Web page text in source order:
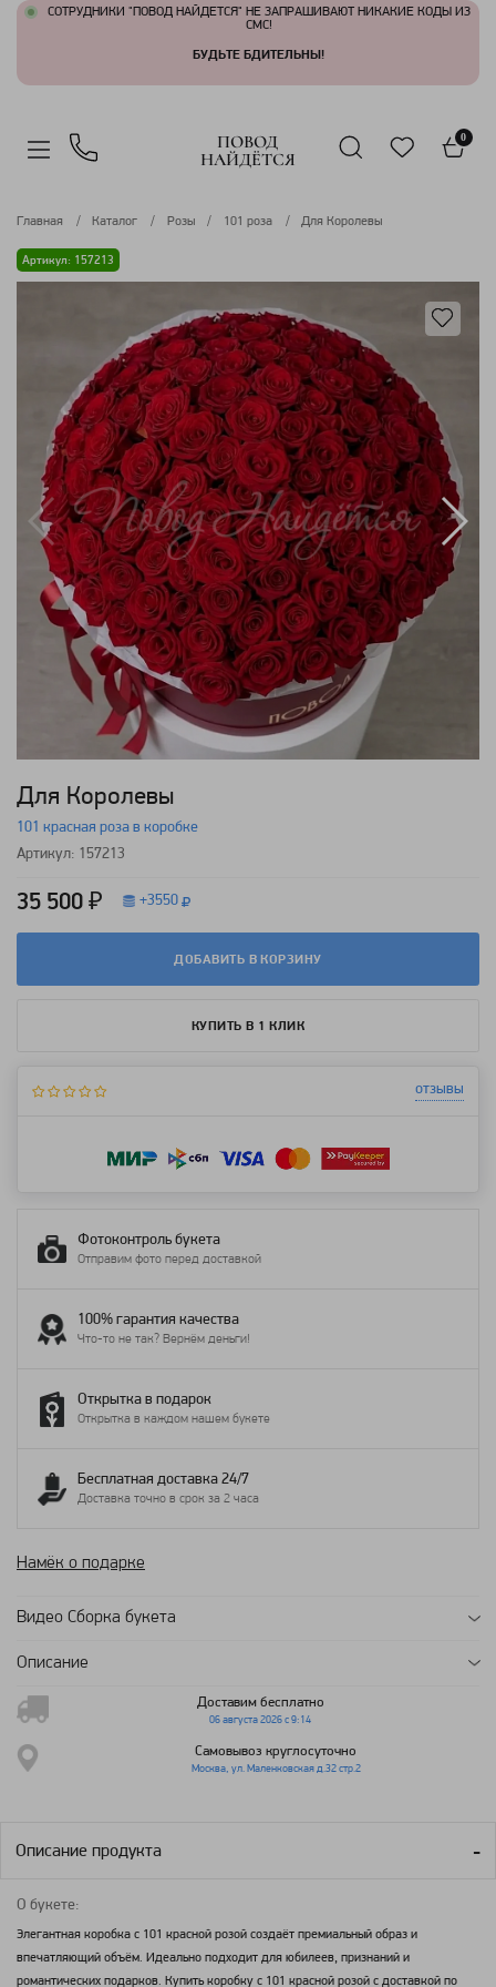
СОТРУДНИКИ "ПОВОД НАЙДЕТСЯ" НЕ ЗАПРАШИВАЮТ НИКАКИЕ КОДЫ ИЗ
СМС!
БУДЬТЕ БДИТЕЛЬНЫ!
ПОВОД
НАЙДЁТСЯ
0
Главная Каталог Розы 101 роза Для Королевы
Артикул: 157213
Для Королевы
101 красная роза в коробке
Артикул: 157213
35 500 ₽ +3550
ДОБАВИТЬ В КОРЗИНУ
КУПИТЬ В 1 КЛИК
отзывы
Фотоконтроль букета
Отправим фото перед доставкой
100% гарантия качества
Что-то не так? Вернём деньги!
Открытка в подарок
Открытка в каждом нашем букете
Бесплатная доставка 24/7
Доставка точно в срок за 2 часа
Намёк о подарке
Видео Сборка букета
Описание
Доставим бесплатно
06 августа 2026 с 9:14
Самовывоз круглосуточно
Москва, ул. Маленковская д.32 стр.2
Описание продукта
О букете:
Элегантная коробка с 101 красной розой создаёт премиальный образ и
впечатляющий объём. Идеально подходит для юбилеев, признаний и
романтических подарков. Купить коробку с 101 красной розой с доставкой по